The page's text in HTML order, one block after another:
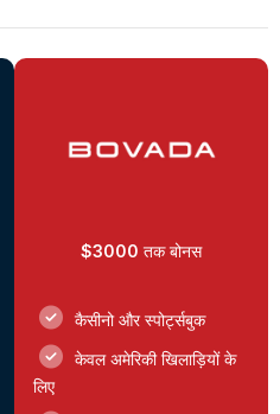
$3000 तक बोनस
कैसीनो और स्पोर्ट्सबुक
केवल अमेरिकी खिलाड़ियों के
लिए